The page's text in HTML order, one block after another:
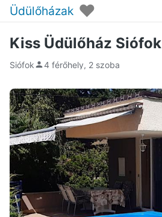
Üdülőházak ♥
Kiss Üdülőház Siófok
Siófok 4 férőhely, 2 szoba